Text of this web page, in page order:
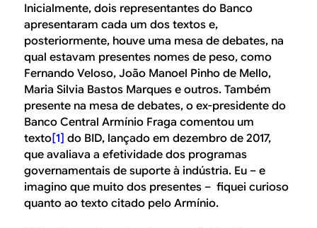
u
s
c
a
Inicialmente, dois representantes do Banco
apresentaram cada um dos textos e,
posteriormente, houve uma mesa de debates, na
qual estavam presentes nomes de peso, como
Fernando Veloso, João Manoel Pinho de Mello,
Maria Silvia Bastos Marques e outros. Também
presente na mesa de debates, o ex-presidente do
Banco Central Armínio Fraga comentou um
texto[1] do BID, lançado em dezembro de 2017,
que avaliava a efetividade dos programas
governamentais de suporte à indústria. Eu – e
imagino que muito dos presentes – fiquei curioso
quanto ao texto citado pelo Armínio.